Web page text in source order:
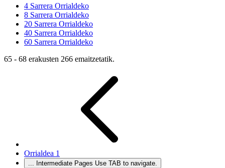
4 Sarrera Orrialdeko
8 Sarrera Orrialdeko
20 Sarrera Orrialdeko
40 Sarrera Orrialdeko
60 Sarrera Orrialdeko
65 - 68 erakusten 266 emaitzetatik.
Orrialdea 1
... Intermediate Pages Use TAB to navigate.